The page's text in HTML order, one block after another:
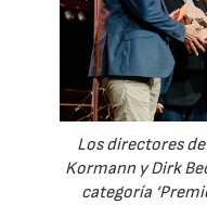
Los directores
Kormann y Dirk
categoría